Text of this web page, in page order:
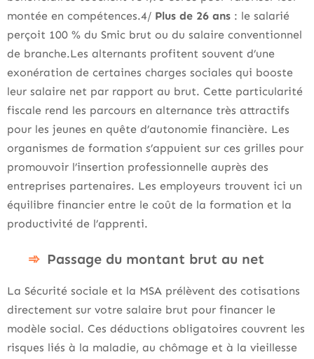
montée en compétences.4/ Plus de 26 ans : le salarié
perçoit 100 % du Smic brut ou du salaire conventionnel
de branche.Les alternants profitent souvent d’une
exonération de certaines charges sociales qui booste
leur salaire net par rapport au brut. Cette particularité
fiscale rend les parcours en alternance très attractifs
pour les jeunes en quête d’autonomie financière. Les
organismes de formation s’appuient sur ces grilles pour
promouvoir l’insertion professionnelle auprès des
entreprises partenaires. Les employeurs trouvent ici un
équilibre financier entre le coût de la formation et la
productivité de l’apprenti.
Passage du montant brut au net
La Sécurité sociale et la MSA prélèvent des cotisations
directement sur votre salaire brut pour financer le
modèle social. Ces déductions obligatoires couvrent les
risques liés à la maladie, au chômage et à la vieillesse